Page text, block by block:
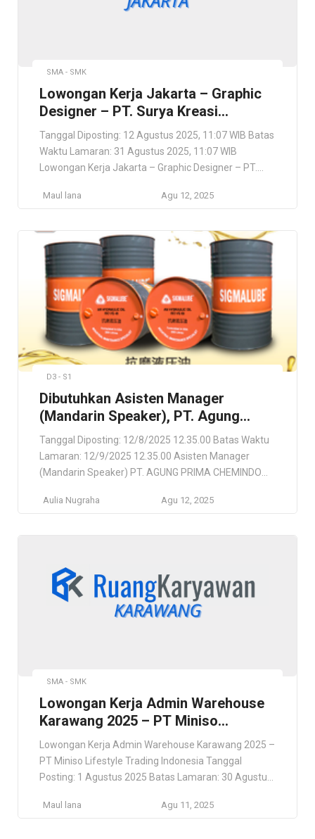
SMA - SMK
Lowongan Kerja Jakarta – Graphic
Designer – PT. Surya Kreasi
Pratama
Tanggal Diposting: 12 Agustus 2025, 11:07 WIB Batas
Waktu Lamaran: 31 Agustus 2025, 11:07 WIB
Lowongan Kerja Jakarta – Graphic Designer – PT.
MANDALA RAYA NO.5, TOMANG, Jakarta Barat, DKI
RAYA NO.5, TOMANG, Jakarta Barat, DKI Jakarta,
14450, ID Deskripsi […]
Maul lana Agu 12, 2025
D3 - S1
Dibutuhkan Asisten Manager
(Mandarin Speaker), PT. Agung
Prima Chemindo
Tanggal Diposting: 12/8/2025 12.35.00 Batas Waktu
Lamaran: 12/9/2025 12.35.00 Asisten Manager
(Mandarin Speaker) PT. AGUNG PRIMA CHEMINDO
Banten, ID Deskripsi Pekerjaan Dikarenakan General
Diutamakan Female (karena bosnya female). Usia :
20 […]
Aulia Nugraha Agu 12, 2025
SMA - SMK
Lowongan Kerja Admin Warehouse
Karawang 2025 – PT Miniso
Lifestyle Trading Indonesia
Lowongan Kerja Admin Warehouse Karawang 2025 –
PT Miniso Lifestyle Trading Indonesia Tanggal
Posting: 1 Agustus 2025 Batas Lamaran: 30 Agustus
2025 – PT Miniso Lifestyle Trading Indonesia PT
Maul lana Agu 11, 2025